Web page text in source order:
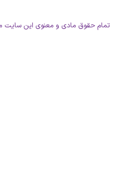
تمام حقوق مادی و معنوی این سایت